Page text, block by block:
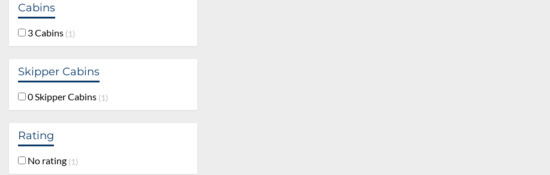
Cabins
3 Cabins 1
Skipper Cabins
0 Skipper Cabins 1
Rating
No rating 1